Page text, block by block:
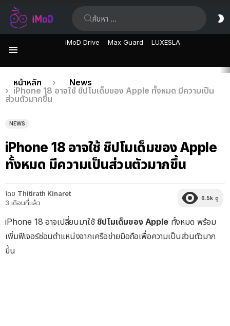
iMoD Drive Max Guard LUXESLA
เรื่อง
ล่าสุด
คุณอยู่ที่นี่:
หน้าหลัก
News
iPhone 18 อาจใช้ ชิปโมเด็มของ Apple ทั้งหมด มีความเป็น
ส่วนตัวมากขึ้น
NEWS
iPhone 18 อาจใช้ ชิปโมเด็มของ Apple
ทั้งหมด มีความเป็นส่วนตัวมากขึ้น
โดย Thitirath Kinaret
3 เดือนที่แล้ว
6.5k ดู
iPhone 18 อาจเปลี่ยนมาใช้ชิปโมเด็มของ Appleทั้งหมด พร้อม
เพิ่มฟีเจอร์ซ่อนตำแหน่งจากเครือข่ายมือถือเพื่อความเป็นส่วนตัวมาก
ขึ้น